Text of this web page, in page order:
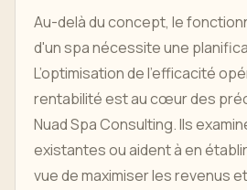
Au-delà du concept, le
d'un spa nécessite une
L’optimisation de l’efficacité
rentabilité est au cœur des
Nuad Spa Consulting. Ils
existantes ou aident à en
vue de maximiser les revenus